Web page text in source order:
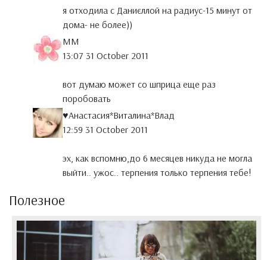
я отходила с Даниєллой на радиус-15 минут от
дома- не более))
MM
13:07 31 October 2011
вот думаю может со шприца еще раз
поробовать
♥Анастасия*Виталина*Влад
12:59 31 October 2011
эх, как вспомню,до 6 месяцев никуда не могла
выйти.. ужос.. терпения только терпения тебе!
Полезное